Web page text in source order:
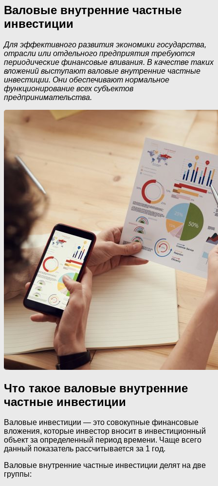
Валовые внутренние частные
инвестиции
Для эффективного развития экономики государства,
отрасли или отдельного предприятия требуются
периодические финансовые вливания. В качестве таких
вложений выступают валовые внутренние частные
инвестиции. Они обеспечивают нормальное
функционирование всех субъектов
предпринимательства.
Что такое валовые внутренние
частные инвестиции
Валовые инвестиции — это совокупные финансовые
вложения, которые инвестор вносит в инвестиционный
объект за определенный период времени. Чаще всего
данный показатель рассчитывается за 1 год.
Валовые внутренние частные инвестиции делят на две
группы: